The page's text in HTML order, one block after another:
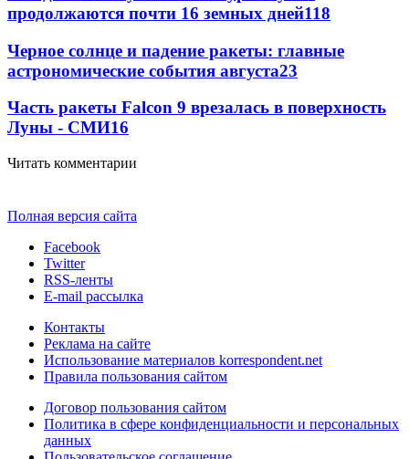
продолжаются почти 16 земных дней118
Черное солнце и падение ракеты: главные
астрономические события августа23
Часть ракеты Falcon 9 врезалась в поверхность
Луны - СМИ16
Читать комментарии
Полная версия сайта
Facebook
Twitter
RSS-ленты
E-mail рассылка
Контакты
Реклама на сайте
Использование материалов korrespondent.net
Правила пользования сайтом
Договор пользования сайтом
Политика в сфере конфиденциальности и персональных
данных